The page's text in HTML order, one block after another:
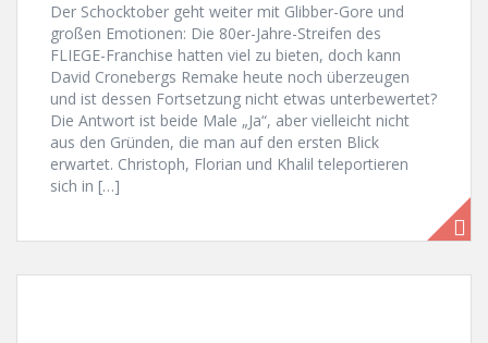
Der Schocktober geht weiter mit Glibber-Gore und
großen Emotionen: Die 80er-Jahre-Streifen des
FLIEGE-Franchise hatten viel zu bieten, doch kann
David Cronebergs Remake heute noch überzeugen
und ist dessen Fortsetzung nicht etwas unterbewertet?
Die Antwort ist beide Male „Ja“, aber vielleicht nicht
aus den Gründen, die man auf den ersten Blick
erwartet. Christoph, Florian und Khalil teleportieren
sich in […]